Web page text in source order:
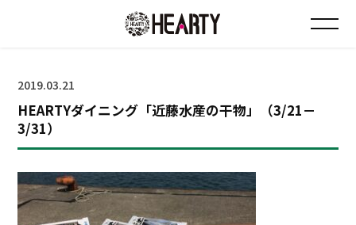
チラシ情報
会社について
2019.03.21
HEARTYダイニング「近藤水産の干物」（3/21－
3/31）